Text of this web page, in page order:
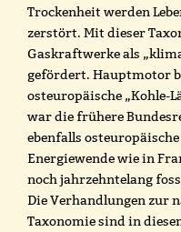
Trockenheit werden
zerstört. Mit dieser
Gaskraftwerke als
gefördert. Hauptmotor
osteuropäische „Kohle-
war die frühere
ebenfalls
Energiewende wie in
noch jahrzehntelang
Die Verhandlungen zur
Taxonomie sind in